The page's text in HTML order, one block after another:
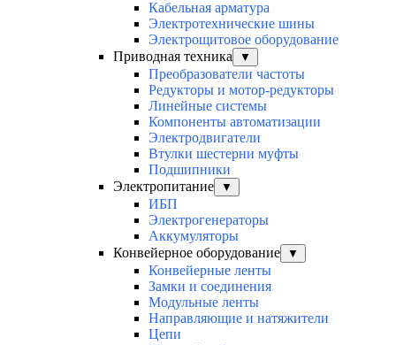
Кабельная арматура
Электротехнические шины
Электрощитовое оборудование
Приводная техника
▼
Преобразователи частоты
Редукторы и мотор-редукторы
Линейные системы
Компоненты автоматизации
Электродвигатели
Втулки шестерни муфты
Подшипники
Электропитание
▼
ИБП
Электрогенераторы
Аккумуляторы
Конвейерное оборудование
▼
Конвейерные ленты
Замки и соединения
Модульные ленты
Направляющие и натяжители
Цепи